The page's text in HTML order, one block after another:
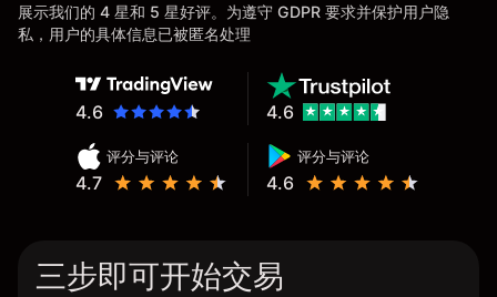
展示我们的 4 星和 5 星好评。为遵守 GDPR 要求并保护用户隐
私，用户的具体信息已被匿名处理
4.6
评分与评论
4.7
评分与评论
4.6
4.6
三步即可开始交易